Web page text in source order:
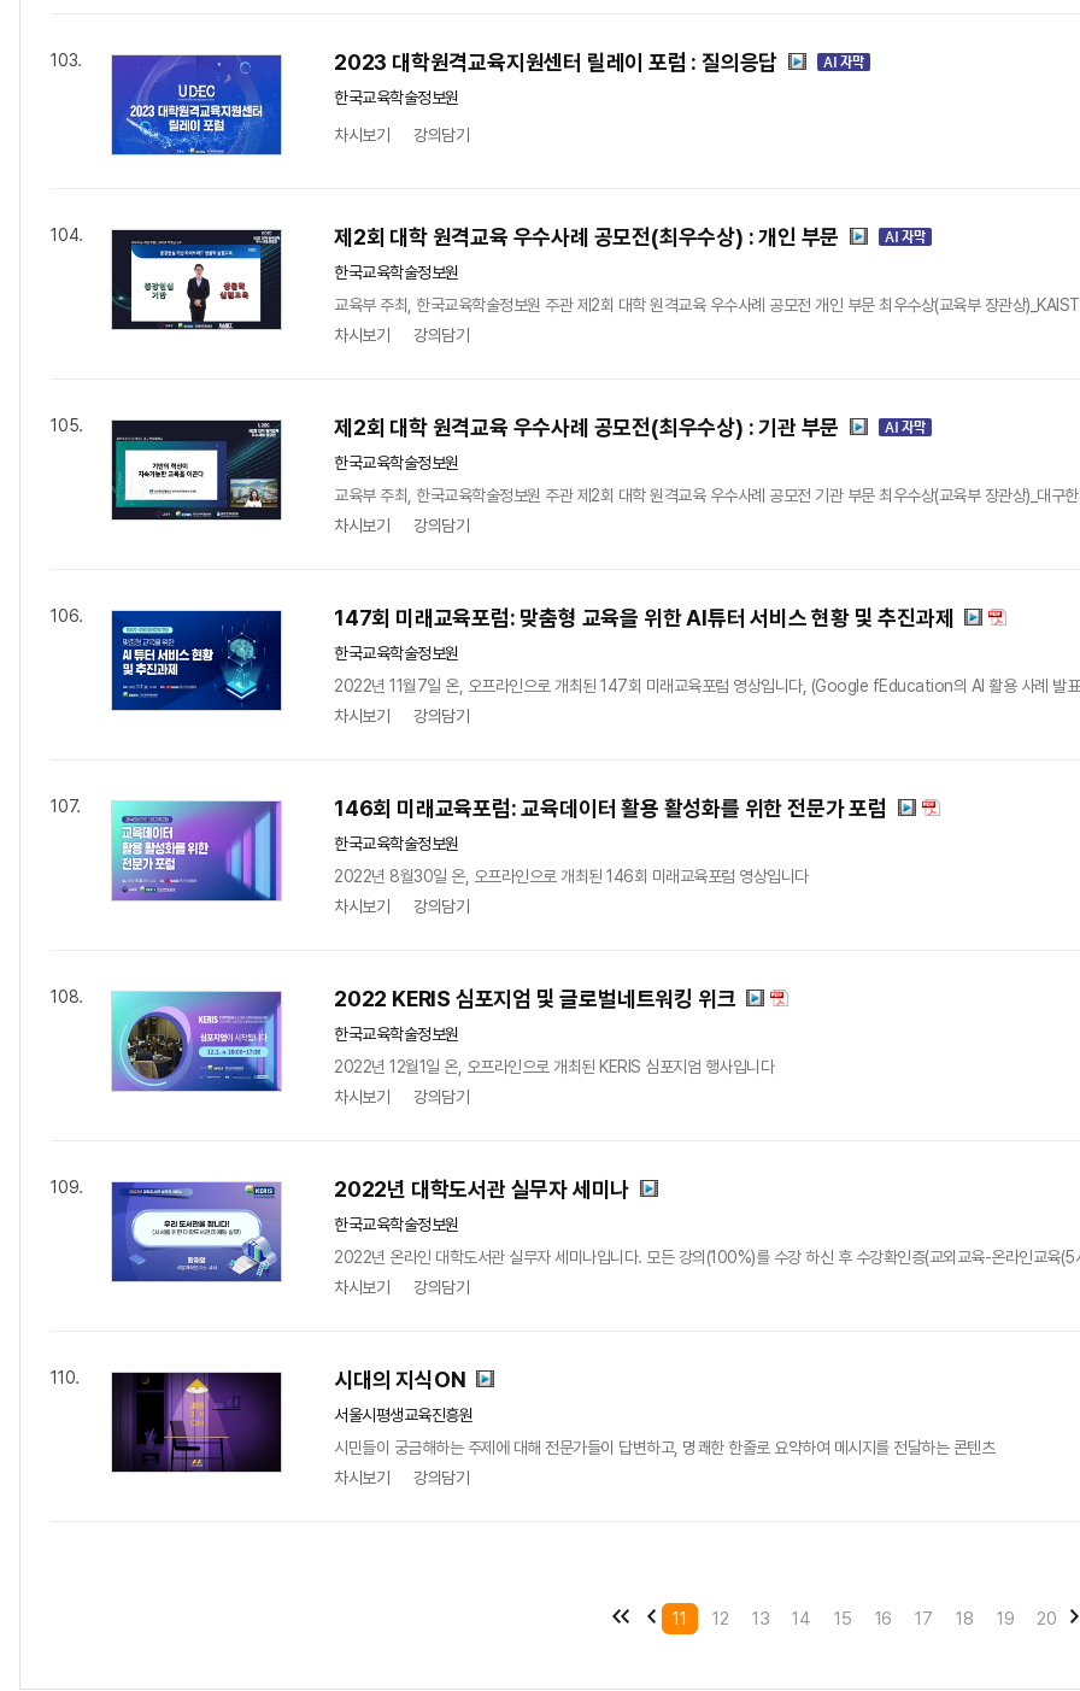
103. 2023 대학원격교육지원센터 릴레이 포럼 : 질의응답
한국교육학술정보원
차시보기
강의담기
104. 제2회 대학 원격교육 우수사례 공모전(최우수상) : 개인 부문
한국교육학술정보원
교육부 주최, 한국교육학술정보원 주관 제2회 대학 원격교육 우수사례 공모전 개인 부문 최우수상(교육부 장관상
차시보기
강의담기
105. 제2회 대학 원격교육 우수사례 공모전(최우수상) : 기관 부문
한국교육학술정보원
교육부 주최, 한국교육학술정보원 주관 제2회 대학 원격교육 우수사례 공모전 기관 부문 최우수상(교육부 장관상)_대구
차시보기
강의담기
106. 147회 미래교육포럼: 맞춤형 교육을 위한 AI튜터 서비스 현황 및 추진과제
한국교육학술정보원
2022년 11월7일 온, 오프라인으로 개최된 147회 미래교육포럼 영상입니다, (Google fEducation의 AI 활용 사례 발
차시보기
강의담기
107. 146회 미래교육포럼: 교육데이터 활용 활성화를 위한 전문가 포럼
한국교육학술정보원
2022년 8월30일 온, 오프라인으로 개최된 146회 미래교육포럼 영상입니다
차시보기
강의담기
108. 2022 KERIS 심포지엄 및 글로벌네트워킹 위크
한국교육학술정보원
2022년 12월1일 온, 오프라인으로 개최된 KERIS 심포지엄 행사입니다
차시보기
강의담기
109. 2022년 대학도서관 실무자 세미나
한국교육학술정보원
2022년 온라인 대학도서관 실무자 세미나입니다. 모든 강의(100%)를 수강 하신 후 수강확인증(교외교육-온라인교육(5
차시보기
강의담기
110. 시대의 지식ON
서울시평생교육진흥원
시민들이 궁금해하는 주제에 대해 전문가들이 답변하고, 명쾌한 한줄로 요약하여 메시지를 전달하는 콘텐츠
차시보기
강의담기
11 12 13 14 15 16 17 18 19 20